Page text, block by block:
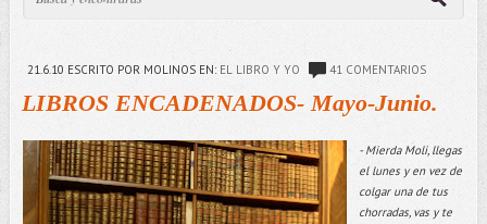
21.6.10 ESCRITO POR MOLINOS EN: EL LIBRO Y YO 41 COMENTARIOS
LIBROS ENCADENADOS- Mayo-Junio.
- Mierda Moli, llegas
el lunes y en vez de
colgar una de tus
chorradas, vas y te